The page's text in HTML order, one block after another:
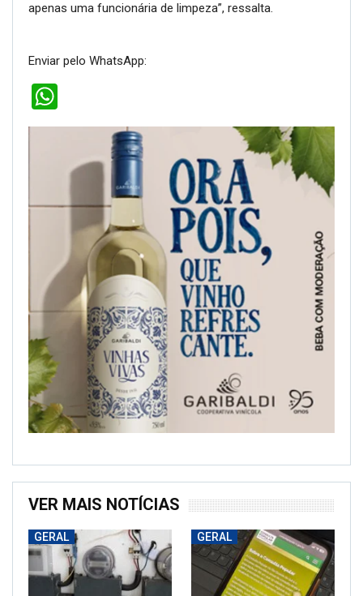
apenas uma funcionária de limpeza”, ressalta.
Enviar pelo WhatsApp:
VER MAIS NOTÍCIAS
GERAL GERAL